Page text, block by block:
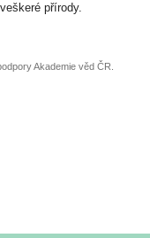
přírody.
Akademie věd ČR.